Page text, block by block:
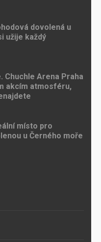
dovolená u
užije každý
Chuchle Arena Praha
akcím atmosféru,
místo pro
u Černého moře